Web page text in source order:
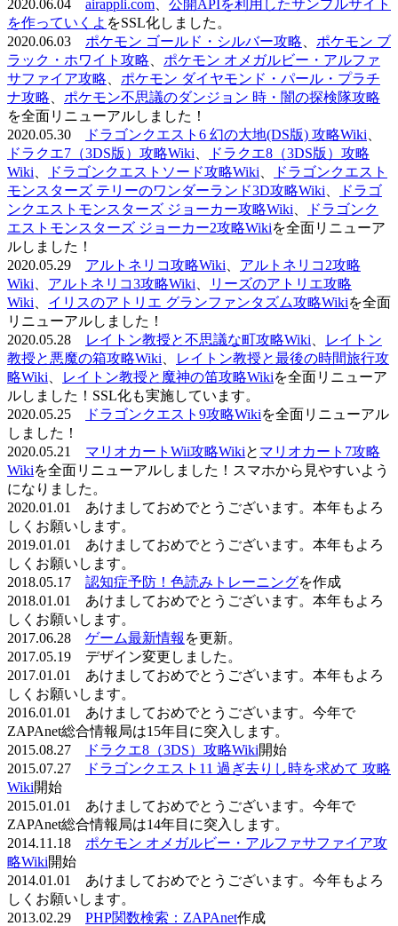
2020.06.04 airappli.com
公開APIを利用したサンプルサイト
を作っていくよ をSSL化しました。
2020.06.03 ポケモン ゴールド・シルバー攻略
ポケモン ブ
ラック・ホワイト攻略
ポケモン オメガルビー・アルファ
サファイア攻略
ポケモン ダイヤモンド・パール・プラチ
ナ攻略
ポケモン不思議のダンジョン 時・闇の探検隊攻略
を全面リニューアルしました！
2020.05.30
ドラゴンクエスト6 幻の大地(DS版) 攻略Wiki
ドラクエ7（3DS版）攻略Wiki
ドラクエ8（3DS版）攻略
Wiki
ドラゴンクエストソード攻略Wiki
ドラゴンクエスト
モンスターズ テリーのワンダーランド3D攻略Wiki
ドラゴ
ンクエストモンスターズ ジョーカー攻略Wiki
ドラゴンク
エストモンスターズ ジョーカー2攻略Wikiを全面リニューア
ルしました！
2020.05.29 アルトネリコ攻略Wiki
アルトネリコ2攻略
Wiki
アルトネリコ3攻略Wiki
リーズのアトリエ攻略
Wiki
イリスのアトリエ グランファンタズム攻略Wikiを全面
リニューアルしました！
2020.05.28
レイトン教授と不思議な町攻略Wiki
レイトン
教授と悪魔の箱攻略Wiki
レイトン教授と最後の時間旅行攻
略Wiki
レイトン教授と魔神の笛攻略Wikiを全面リニューア
ルしました！SSL化も実施しています。
2020.05.25
ドラゴンクエスト9攻略Wikiを全面リニューアル
しました！
2020.05.21 マリオカートWii攻略Wikiと マリオカート7攻略
Wikiを全面リニューアルしました！スマホから見やすいよう
になりました。
2020.01.01 あけましておめでとうございます。本年もよろ
しくお願いします。
2019.01.01 あけましておめでとうございます。本年もよろ
しくお願いします。
2018.05.17 認知症予防！色読みトレーニングを作成
2018.01.01 あけましておめでとうございます。本年もよろ
しくお願いします。
2017.06.28 ゲーム最新情報 を更新。
2017.05.19 デザイン変更しました。
2017.01.01 あけましておめでとうございます。本年もよろ
しくお願いします。
2016.01.01 あけましておめでとうございます。今年で
ZAPAnet総合情報局は15年目に突入します。
2015.08.27
ドラクエ8（3DS）攻略Wiki開始
2015.07.27
ドラゴンクエスト11 過ぎ去りし時を求めて 攻略
Wiki開始
2015.01.01 あけましておめでとうございます。今年で
ZAPAnet総合情報局は14年目に突入します。
2014.11.18 ポケモン オメガルビー・アルファサファイア攻
略Wiki開始
2014.01.01 あけましておめでとうございます。今年もよろ
しくお願いします。
2013.02.29 PHP関数検索：ZAPAnet作成